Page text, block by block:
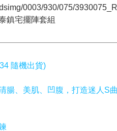
0003/930/075/
鎮宅擺陣套組
隨機出貨)
腸、美肌、凹腹，打造迷人S